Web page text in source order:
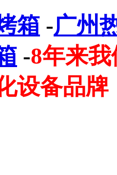
箱 -广州
-8年来
设备品牌